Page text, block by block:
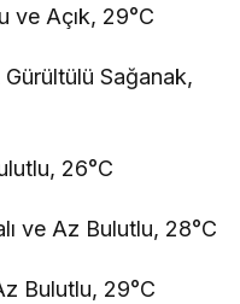
ve Açık, 29°C
Gürültülü Sağanak,
26°C
ve Az Bulutlu, 28°C
Bulutlu, 29°C